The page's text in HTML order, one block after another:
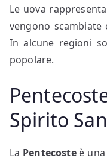
Le uova
vengono
In alcune regioni
popolare.
Spirito
La Pentecosteè una